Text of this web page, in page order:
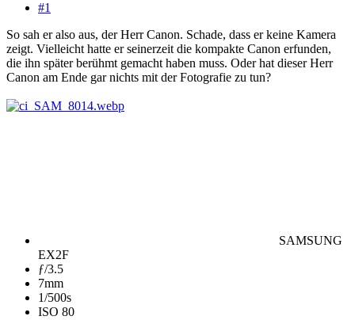
#1
So sah er also aus, der Herr Canon. Schade, dass er keine Kamera
zeigt. Vielleicht hatte er seinerzeit die kompakte Canon erfunden,
die ihn später berühmt gemacht haben muss. Oder hat dieser Herr
Canon am Ende gar nichts mit der Fotografie zu tun?
SAMSUNG
EX2F
ƒ/3.5
7mm
1/500s
ISO 80